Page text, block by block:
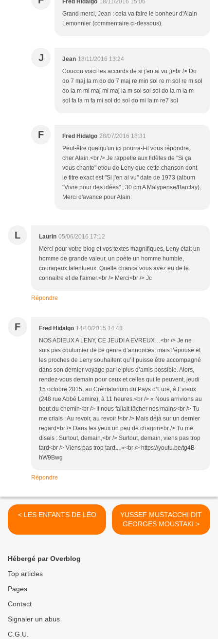
Fred Hidalgo 18/11/2016 15:06
Grand merci, Jean : cela va faire le bonheur d'Alain
Lemonnier (commentaire ci-dessous).
J Jean 18/11/2016 13:24
Coucou voici les accords de si j'en ai vu ;)<br /> Do
do 7 maj la m do do 7 maj re min sol re m sol re m sol
do la m mi maj mi maj la m sol sol sol do la m la m
sol fa la m fa mi sol do sol do mi la m re7 sol
F Fred Hidalgo 28/07/2016 18:31
Peut-être quelqu'un ici pourra-t-il vous répondre,
cher Alain.<br /> Je rappelle aux fidèles de "Si ça
vous chante" et/ou de Leny que cette chanson dont
le titre exact est "Si j'en ai vu" date de 1973 (album
"Vivre pour des idées" ; 30 cm A Malypense/Barclay).
Merci d'avance pour Alain.
L Laurin 05/06/2016 17:12
Merci pour votre blog et vos textes magnifiques, Leny était un
homme de grande valeur, un poète un homme humble,
courageux,talentueux. Quelle chance vous avez eu de le
connaitre et de l'aimer.<br /> Merci<br /> Jc
Répondre
F Fred Hidalgo 14/10/2015 14:48
NOS ADIEUX A LENY, CE JEUDI A EVREUX…<br /> Je ne
suis pas coutumier de ce genre d’annonces, mais l’épouse et
les proches de Leny souhaitent qu’il puisse être accompagné
dans son dernier voyage par le plus d’amis possible. Alors,
rendez-vous demain pour ceux et celles qui le peuvent, jeudi
15 octobre 2015, au Crématorium du Pays d’Eure, à Evreux
(248 rue Abbé Lemire), à 11 heures.<br /> « Nous arrivions au
bout du chemin<br /> Il nous fallait lâcher nos mains<br /> Tu
me criais : Au revoir, au revoir !<br /> Mais déjà sur un dernier
regard<br /> Dans tes yeux un peu de chagrin<br /> Tu me
disais : Surtout, demain,<br /> Surtout, demain, viens pas trop
tard<br /> Viens pas trop tard... »<br /> https://youtu.be/tg4B-
hW9Bwg
Répondre
< LES ENFANTS DE LÉO
YUSSEF MUSTACCHI DIT
GEORGES MOUSTAKI >
Hébergé par Overblog
Top articles
Pages
Contact
Signaler un abus
C.G.U.